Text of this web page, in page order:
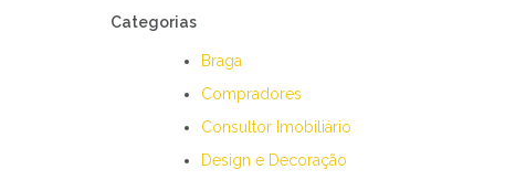
Categorias
Braga
Compradores
Consultor Imobiliário
Design e Decoração